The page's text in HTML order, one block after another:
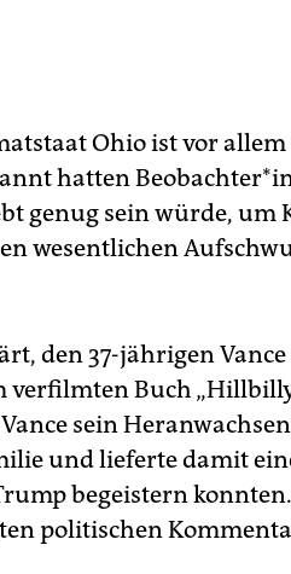
Ohio ist vor
hatten
genug sein würde,
wesentlichen
den 37-jährigen Vance
verfilmten Buch
sein
und lieferte damit
begeistern
politischen